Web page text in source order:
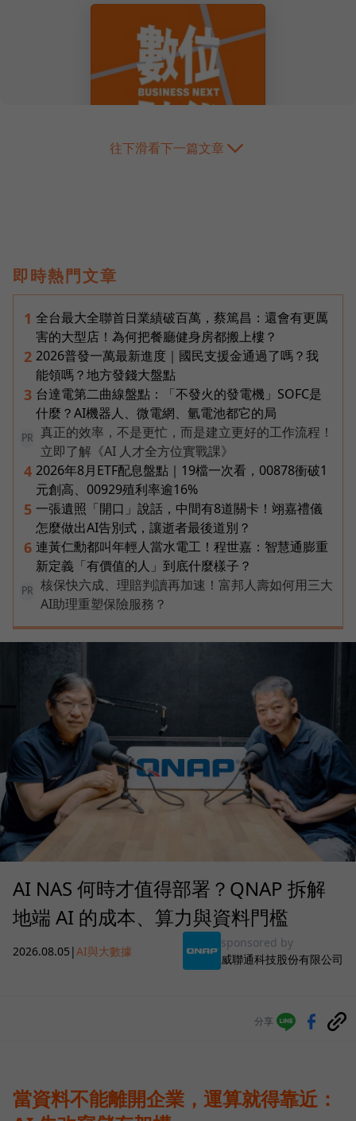
往下滑看下一篇文章
即時熱門文章
1 全台最大全聯首日業績破百萬，蔡篤昌：還會有更厲
害的大型店！為何把餐廳健身房都搬上樓？
2 2026普發一萬最新進度｜國民支援金通過了嗎？我
能領嗎？地方發錢大盤點
3 台達電第二曲線盤點：「不發火的發電機」SOFC是
什麼？AI機器人、微電網、氫電池都它的局
PR
真正的效率，不是更忙，而是建立更好的工作流程！
立即了解《AI 人才全方位實戰課》
4 2026年8月ETF配息盤點｜19檔一次看，00878衝破1
元創高、00929殖利率逾16%
5 一張遺照「開口」說話，中間有8道關卡！翊嘉禮儀
怎麼做出AI告別式，讓逝者最後道別？
6 連黃仁勳都叫年輕人當水電工！程世嘉：智慧通膨重
新定義「有價值的人」到底什麼樣子？
PR
核保快六成、理賠判讀再加速！富邦人壽如何用三大
AI助理重塑保險服務？
AI NAS 何時才值得部署？QNAP 拆解
地端 AI 的成本、算力與資料門檻
2026.08.05 |AI與大數據
sponsored by
威聯通科技股份有限公司
分享
當資料不能離開企業，運算就得靠近：